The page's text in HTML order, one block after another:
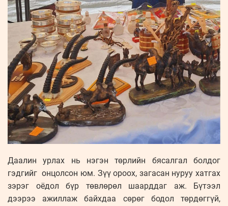
Даалин урлах нь нэгэн төрлийн бясалгал болдог
гэдгийг онцолсон юм. Зүү ороох, загасан нуруу хатгах
зэрэг оёдол бүр төвлөрөл шаарддаг аж. Бүтээл
дээрээ ажиллаж байхдаа сөрөг бодол төрдөггүй,